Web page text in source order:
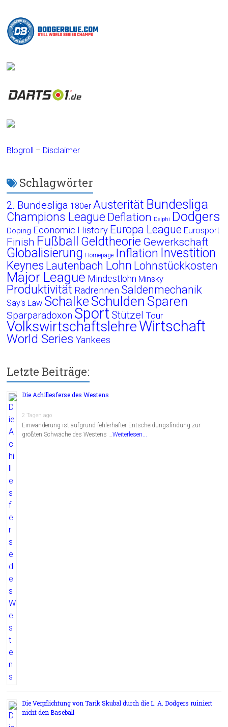
Blogroll – Disclaimer
Schlagwörter
2. Bundesliga 180er Austerität Bundesliga
Champions League Deflation Delphi Dodgers
Doping Economic History Europa League Eurosport
Finish Fußball Geldtheorie Gewerkschaft
Globalisierung Homepage Inflation Investition
Keynes Lautenbach Lohn Lohnstückkosten
Major League Mindestlohn Minsky
Produktivität Radrennen Saldenmechanik
Say's Law Schalke Schulden Sparen
Sparparadoxon Sport Stützel Tour
VolkswirtschaftslehreWirtschaft
World Series Yankees
Letzte Beiträge:
Die Achillesferse des Westens
2 Tagen ago
Einwanderung ist aufgrund fehlerhafter Entscheidungsfindung zur
größten Schwäche des Westens …Weiterlesen...
Die Verpflichtung von Tarik Skubal durch die L. A. Dodgers ruiniert
nicht den Baseball